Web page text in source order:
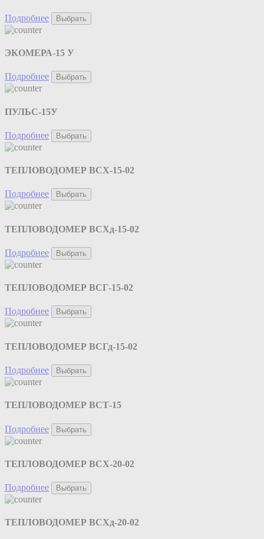
Подробнее Выбрать
ЭКОМЕРА-15 У
Подробнее Выбрать
ПУЛЬС-15У
Подробнее Выбрать
ТЕПЛОВОДОМЕР ВСХ-15-02
Подробнее Выбрать
ТЕПЛОВОДОМЕР ВСХд-15-02
Подробнее Выбрать
ТЕПЛОВОДОМЕР ВСГ-15-02
Подробнее Выбрать
ТЕПЛОВОДОМЕР ВСГд-15-02
Подробнее Выбрать
ТЕПЛОВОДОМЕР ВСТ-15
Подробнее Выбрать
ТЕПЛОВОДОМЕР ВСХ-20-02
Подробнее Выбрать
ТЕПЛОВОДОМЕР ВСХд-20-02